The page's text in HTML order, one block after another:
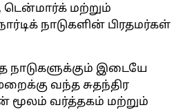
மற்றும்
நாடுகளின் பிரதமர்கள்
நாடுகளுக்கும் இடையே
வந்த சுதந்திர
மூலம் வர்த்தகம் மற்றும்